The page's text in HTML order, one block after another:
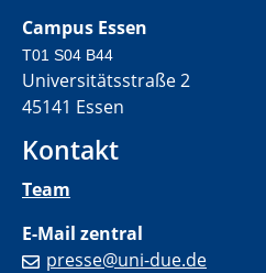
Campus Essen
T01 S04 B44
Universitätsstraße 2
45141 Essen
Kontakt
Team
E-Mail zentral
presse@uni-due.de